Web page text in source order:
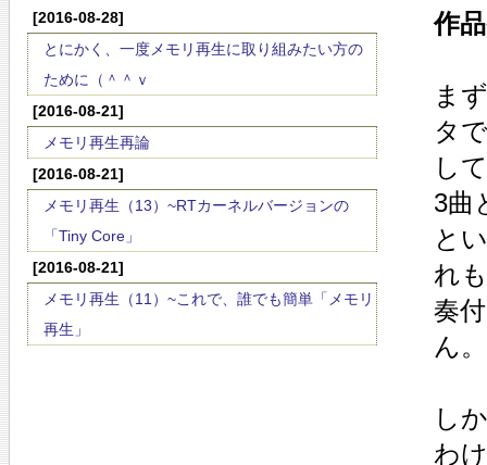
[2016-08-28]
とにかく、一度メモリ再生に取り組みたい方の
ために（＾＾ｖ
[2016-08-21]
メモリ再生再論
[2016-08-21]
メモリ再生（13）~RTカーネルバージョンの
「Tiny Core」
[2016-08-21]
メモリ再生（11）~これで、誰でも簡単「メモリ
再生」
作
ま
タ
し
3曲
と
れ
奏
ん。
し
わ